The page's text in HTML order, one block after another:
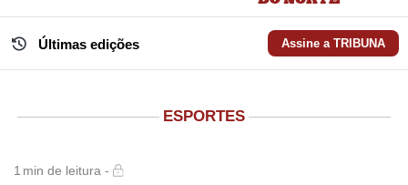
Últimas edições Assine a TRIBUNA
ESPORTES
1 min de leitura -